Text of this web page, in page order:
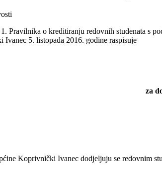
Pravilnika o kreditiranju redovnih studenata s
5. listopada 2016. godine raspisuje
za
Ivanec dodjeljuju se redovnim